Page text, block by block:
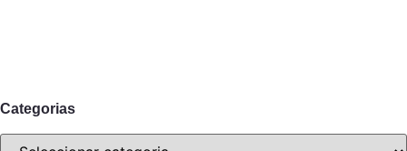
Categorias